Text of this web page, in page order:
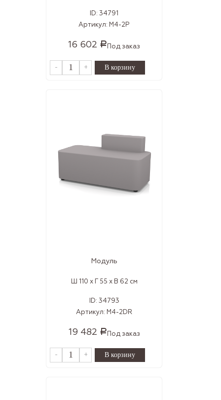
ID: 34791
Артикул: M4-2P
16 602 Р Под заказ
- +
Модуль
Ш 110 x Г 55 x В 62 см
ID: 34793
Артикул: M4-2DR
19 482 Р Под заказ
- +